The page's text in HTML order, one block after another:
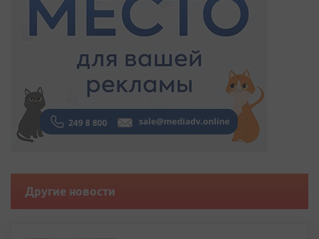
Другие новости